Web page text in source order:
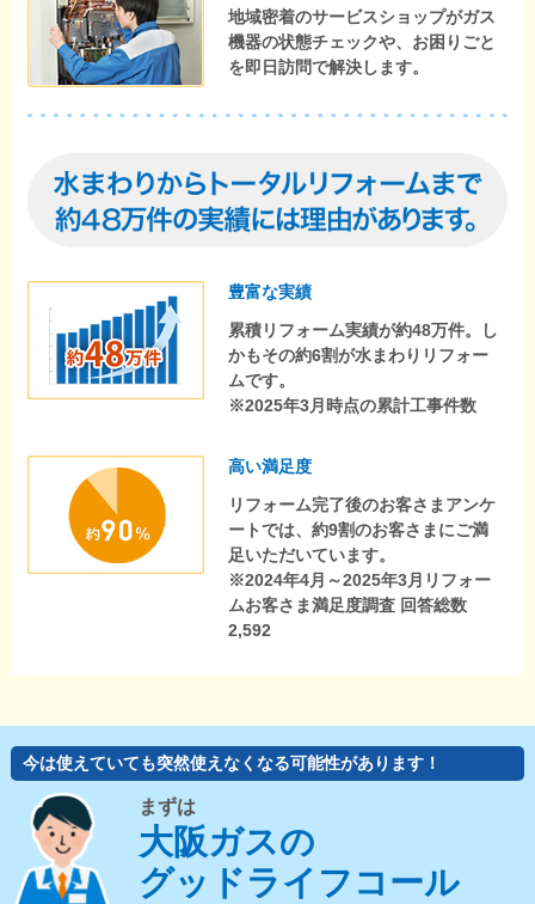
地域密着のサービスショップがガス
機器の状態チェックや、お困りごと
を即日訪問で解決します。
豊富な実績
累積リフォーム実績が約48万件。し
かもその約6割が水まわりリフォー
ムです。
※2025年3月時点の累計工事件数
高い満足度
リフォーム完了後のお客さまアンケ
ートでは、約9割のお客さまにご満
足いただいています。
※2024年4月～2025年3月リフォー
ムお客さま満足度調査 回答総数
2,592
今は使えていても突然使えなくなる可能性があります！
まずは
大阪ガスの
グッドライフコール